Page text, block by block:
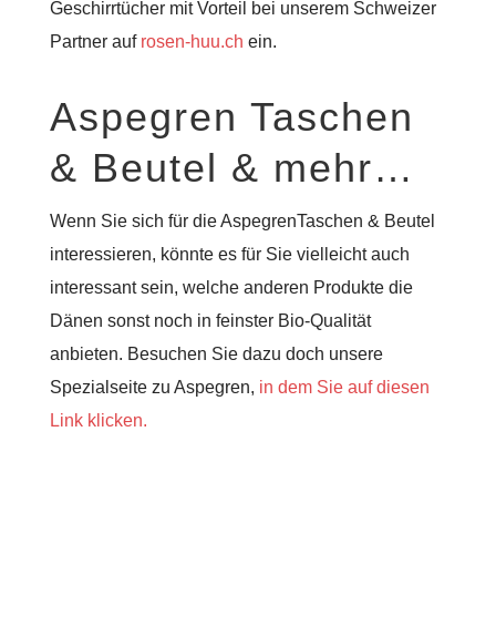
Geschirrtücher mit Vorteil bei unserem Schweizer
Partner auf rosen-huu.ch ein.
Aspegren Taschen
& Beutel & mehr…
Wenn Sie sich für die AspegrenTaschen & Beutel
interessieren, könnte es für Sie vielleicht auch
interessant sein, welche anderen Produkte die
Dänen sonst noch in feinster Bio-Qualität
anbieten. Besuchen Sie dazu doch unsere
Spezialseite zu Aspegren, in dem Sie auf diesen
Link klicken.